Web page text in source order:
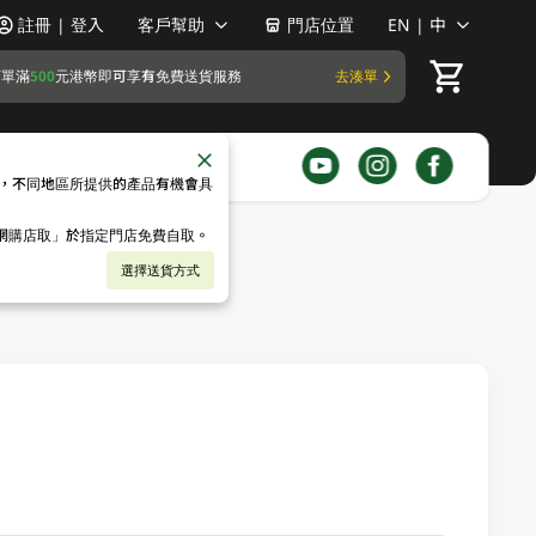
註冊 | 登入 客戶幫助 門店位置 EN | 中
滿500元港幣即可享有免費送貨服務 去湊單
不同地區所提供的產品有機會具
店取」於指定門店免費自取。
選擇送貨方式